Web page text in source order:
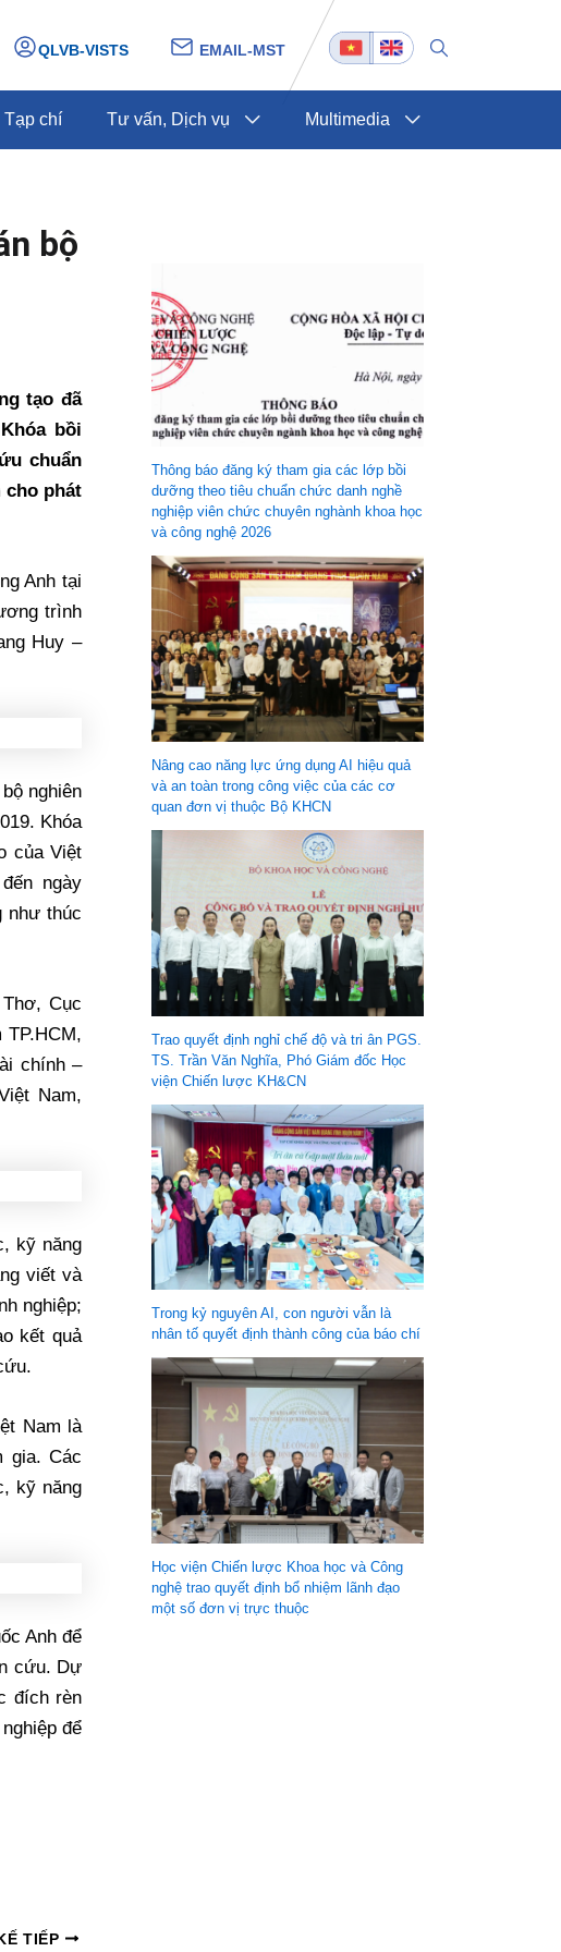
QLVB-VISTS EMAIL-MST
Tạp chí Tư vấn, Dịch vụ Multimedia
bộ
tạo đã
bồi
chuẩn
cho phát
Anh tại
trình
Huy –
nghiên
Khóa
của Việt
ngày
như thúc
Cục
chính –
Nam,
kỹ năng
viết và
nghiệp;
kết quả
Nam là
gia. Các
kỹ năng
Anh để
cứu. Dự
đích rèn
để
TIẾP
Thông báo đăng ký tham gia các lớp bồi
dưỡng theo tiêu chuẩn chức danh nghề
nghiệp viên chức chuyên nghành khoa học
và công nghệ 2026
Nâng cao năng lực ứng dụng AI hiệu quả
và an toàn trong công việc của các cơ
quan đơn vị thuộc Bộ KHCN
Trao quyết định nghỉ chế độ và tri ân PGS.
TS. Trần Văn Nghĩa, Phó Giám đốc Học
viện Chiến lược KH&CN
Trong kỷ nguyên AI, con người vẫn là
nhân tố quyết định thành công của báo chí
Học viện Chiến lược Khoa học và Công
nghệ trao quyết định bổ nhiệm lãnh đạo
một số đơn vị trực thuộc